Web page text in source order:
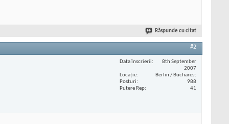
Răspunde cu citat
#2
Data înscrierii
8th September
2007
Locaţie
Berlin / Bucharest
Posturi
988
Putere Rep
41